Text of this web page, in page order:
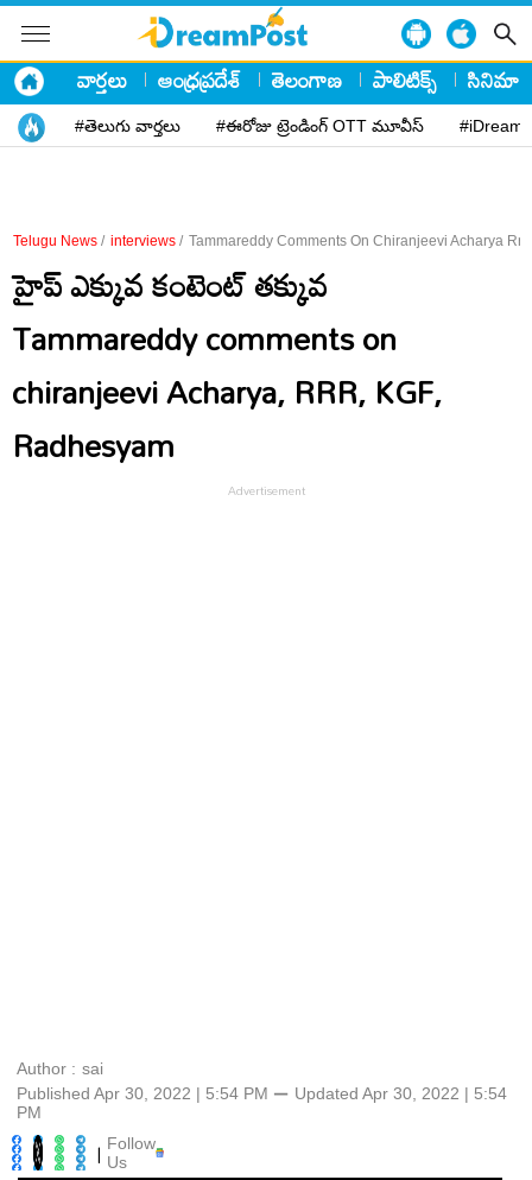
వార్తలు ఆంధ్రప్రదేశ్ తెలంగాణ పాలిటిక్స్ సినిమా
#తెలుగు వార్తలు #ఈరోజు ట్రెండింగ్ OTT మూవీస్
Telugu News / interviews / Tammareddy Comments On Chiranjeevi Acharya
హైప్ ఎక్కువ‌ కంటెంట్ త‌క్కువ‌
Tammareddy comments on
chiranjeevi Acharya, RRR, KGF,
Radhesyam
Author : sai
Published Apr 30, 2022 | 5:54 PM ⚊ Updated Apr 30, 2022 | 5:54
PM
| Follow
Us